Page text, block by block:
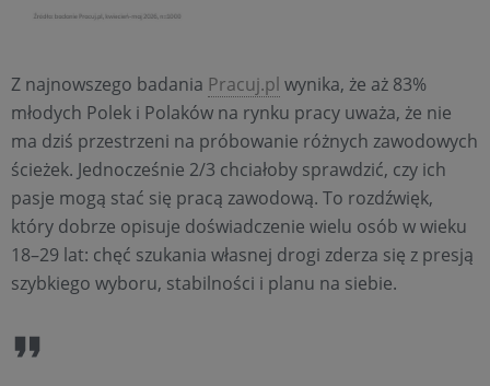
Z najnowszego badania Pracuj.pl wynika, że aż 83%
młodych Polek i Polaków na rynku pracy uważa, że nie
ma dziś przestrzeni na próbowanie różnych zawodowych
ścieżek. Jednocześnie 2/3 chciałoby sprawdzić, czy ich
pasje mogą stać się pracą zawodową. To rozdźwięk,
który dobrze opisuje doświadczenie wielu osób w wieku
18–29 lat: chęć szukania własnej drogi zderza się z presją
szybkiego wyboru, stabilności i planu na siebie.